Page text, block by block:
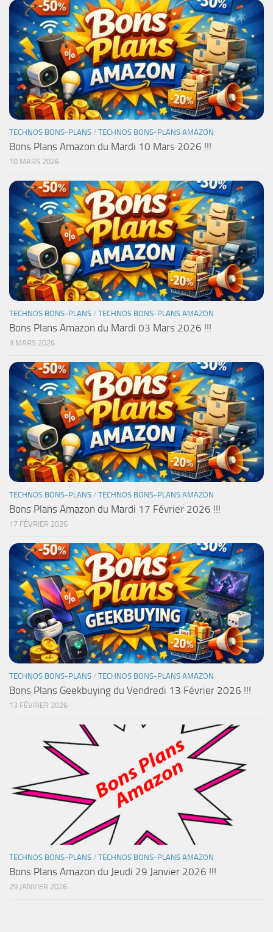
TECHNOS BONS-PLANS / TECHNOS BONS-PLANS AMAZON
Bons Plans Amazon du Mardi 10 Mars 2026 !!!
10 MARS 2026
TECHNOS BONS-PLANS / TECHNOS BONS-PLANS AMAZON
Bons Plans Amazon du Mardi 03 Mars 2026 !!!
3 MARS 2026
TECHNOS BONS-PLANS / TECHNOS BONS-PLANS AMAZON
Bons Plans Amazon du Mardi 17 Février 2026 !!!
17 FÉVRIER 2026
TECHNOS BONS-PLANS / TECHNOS BONS-PLANS AMAZON
Bons Plans Geekbuying du Vendredi 13 Février 2026 !!!
13 FÉVRIER 2026
TECHNOS BONS-PLANS / TECHNOS BONS-PLANS AMAZON
Bons Plans Amazon du Jeudi 29 Janvier 2026 !!!
29 JANVIER 2026